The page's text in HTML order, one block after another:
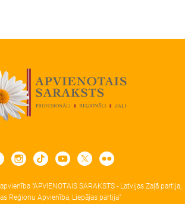
"APVIENOTAIS SARAKSTS - Latvijas Zaļā partija,
Reģionu Apvienība, Liepājas partija"